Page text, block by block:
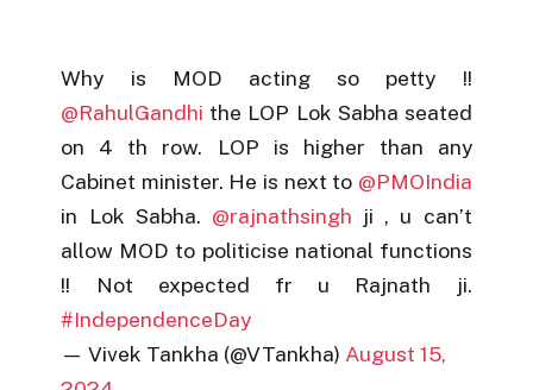
Why is MOD acting so petty !!
@RahulGandhi the LOP Lok Sabha seated
on 4 th row. LOP is higher than any
Cabinet minister. He is next to @PMOIndia
in Lok Sabha. @rajnathsingh ji , u can’t
allow MOD to politicise national functions
!! Not expected fr u Rajnath ji.
#IndependenceDay
— Vivek Tankha (@VTankha) August 15,